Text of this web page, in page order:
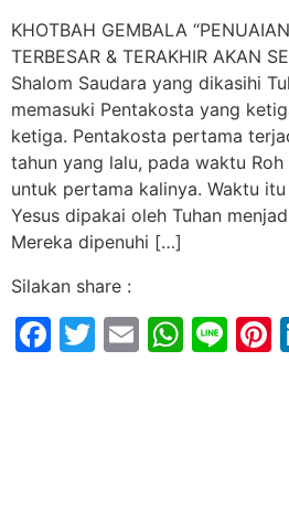
KHOTBAH GEMBALA
TERBESAR & TERAKHIR AKAN
Shalom Saudara yang dikasihi
memasuki Pentakosta yang
ketiga. Pentakosta pertama
tahun yang lalu, pada waktu Roh
untuk pertama kalinya. Waktu
Yesus dipakai oleh Tuhan
Mereka dipenuhi […]
Silakan share :
Facebook
Twitter
Email